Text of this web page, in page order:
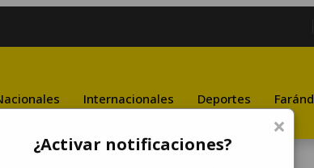
Internacionales Deportes
×
¿Activar notificaciones?